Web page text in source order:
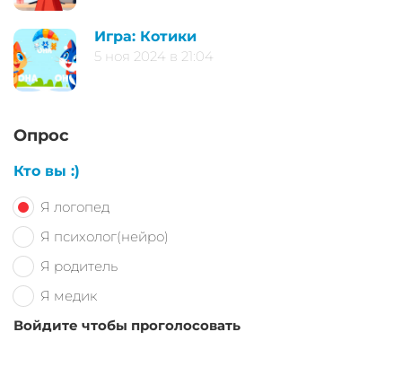
Игра: Котики
5 ноя 2024 в 21:04
Опрос
Кто вы :)
Я логопед
Я психолог(нейро)
Я родитель
Я медик
Войдите чтобы проголосовать